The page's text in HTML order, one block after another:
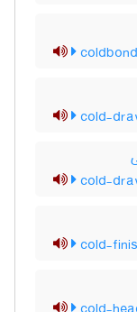
coldbond
cold-
cold-
cold-